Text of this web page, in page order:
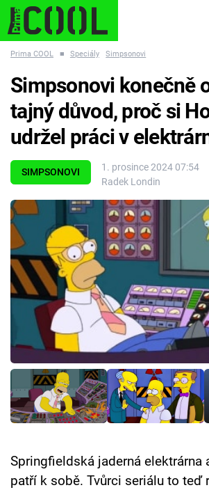
ESCAPE PLNEJ KOTEL AVENGERS 5
Témata
Seriály
Hry
Cool Esport
Pořady
TV Program
Přihlášení
Prima COOL ■ Speciály Simpsonovi
SIMPSONOVI
1. prosince 2024 07:54
Radek Londin
Simpsonovi konečně
tajný důvod, proč si
udržel práci v
Springfieldská jaderná elektrárna
patří k sobě. Tvůrci seriálu to teď